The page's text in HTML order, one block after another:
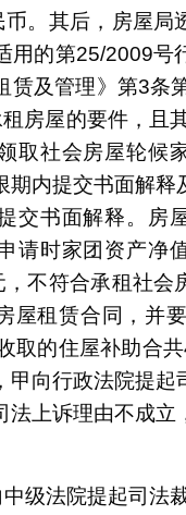
。其后，房屋局
用的第25/2009号
赁及管理》第3条
房屋的要件，且
取社会房屋轮候
期内提交书面解释
交书面解释。房
请时家团资产净
不符合承租社会
屋租赁合同，并
取的住屋补助合共
甲向行政法院提起
法上诉理由不成立
级法院提起司法